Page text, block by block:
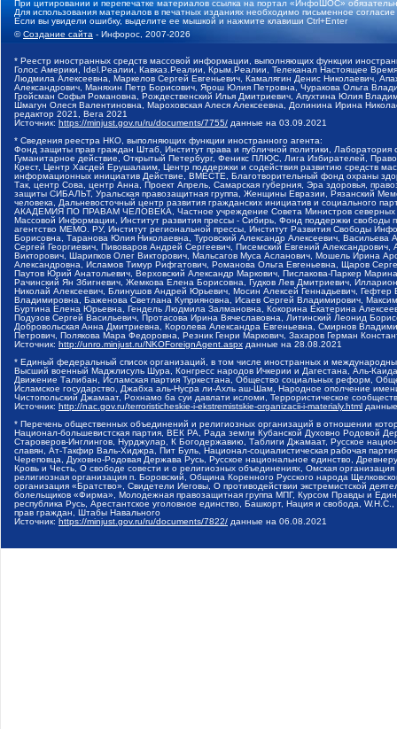
При цитировании и перепечатке материалов ссылка на портал «ИнфоШОС»
Для использования материалов в печатных изданиях необходимо письменное
Если вы увидели ошибку, выделите ее мышкой и нажмите клавиши Ctrl+Enter
©Создание сайта - Инфорос, 2007-2026
* Реестр иностранных средств массовой информации, выполняющих функции
Голос Америки, Idel.Реалии, Кавказ.Реалии, Крым.Реалии, Телеканал Настоящее
Людмила Алексеевна, Маркелов Сергей Евгеньевич, Камалягин Денис Николаевич,
Александрович, Маняхин Петр Борисович, Ярош Юлия Петровна, Чуракова Ольга
Гройсман Софья Романовна, Рождественский Илья Дмитриевич, Апухтина Юлия
Шмагун Олеся Валентиновна, Мароховская Алеся Алексеевна, Долинина Ирина
редактор 2021, Вега 2021
Источник: https://minjust.gov.ru/ru/documents/7755/ данные на 03.09.2021
* Сведения реестра НКО, выполняющих функции иностранного агента:
Фонд защиты прав граждан Штаб, Институт права и публичной политики,
Гуманитарное действие, Открытый Петербург, Феникс ПЛЮС, Лига Избирателей,
Крест, Центр Хасдей Ерушалаим, Центр поддержки и содействия развитию средств
информационных инициатив Действие, ВМЕСТЕ, Благотворительный фонд охраны
Так, центр Сова, центр Анна, Проект Апрель, Самарская губерния, Эра здоровья,
защиты СИБАЛЬТ, Уральская правозащитная группа, Женщины Евразии, Рязанский
человека, Дальневосточный центр развития гражданских инициатив и социального
АКАДЕМИЯ ПО ПРАВАМ ЧЕЛОВЕКА, Частное учреждение Совета Министров северных
Массовой Информации, Институт развития прессы - Сибирь, Фонд поддержки
агентство МЕМО. РУ, Институт региональной прессы, Институт Развития Свободы
Борисовна, Таранова Юлия Николаевна, Туровский Александр Алексеевич,
Сергей Георгиевич, Пивоваров Андрей Сергеевич, Писемский Евгений
Викторович, Шарипков Олег Викторович, Мальсагов Муса Асланович, Мошель Ирина
Александровна, Исламов Тимур Рифгатович, Романова Ольга Евгеньевна, Щаров
Паутов Юрий Анатольевич, Верховский Александр Маркович, Пислакова-Паркер
Рачинский Ян Збигневич, Жемкова Елена Борисовна, Гудков Лев Дмитриевич,
Николай Алексеевич, Блинушов Андрей Юрьевич, Мосин Алексей Геннадьевич,
Владимировна, Баженова Светлана Куприяновна, Исаев Сергей Владимирович,
Буртина Елена Юрьевна, Гендель Людмила Залмановна, Кокорина Екатерина
Подузов Сергей Васильевич, Протасова Ирина Вячеславовна, Литинский Леонид
Добровольская Анна Дмитриевна, Королева Александра Евгеньевна, Смирнов
Петрович, Полякова Мара Федоровна, Резник Генри Маркович, Захаров Герман
Источник: http://unro.minjust.ru/NKOForeignAgent.aspx данные на 28.08.2021
* Единый федеральный список организаций, в том числе иностранных и
Высший военный Маджлисуль Шура, Конгресс народов Ичкерии и Дагестана, Аль-
Движение Талибан, Исламская партия Туркестана, Общество социальных реформ,
Исламское государство, Джабха аль-Нусра ли-Ахль аш-Шам, Народное ополчение
Чистопольский Джамаат, Рохнамо ба суи давлати исломи, Террористическое
Источник: http://nac.gov.ru/terroristicheskie-i-ekstremistskie-organizacii-i-materialy.html
* Перечень общественных объединений и религиозных организаций в отношении
Национал-большевистская партия, ВЕК РА, Рада земли Кубанской Духовно Родовой
Староверов-Инглингов, Нурджулар, К Богодержавию, Таблиги Джамаат, Русское
славян, Ат-Такфир Валь-Хиджра, Пит Буль, Национал-социалистическая рабочая
Череповца, Духовно-Родовая Держава Русь, Русское национальное единство,
Кровь и Честь, О свободе совести и о религиозных объединениях, Омская
религиозная организация п. Боровский, Община Коренного Русского народа
организация «Братство», Свидетели Иеговы, О противодействии экстремистской
болельщиков «Фирма», Молодежная правозащитная группа МПГ, Курсом Правды и
республика Русь, Арестантское уголовное единство, Башкорт, Нация и свобода,
прав граждан, Штабы Навального
Источник: https://minjust.gov.ru/ru/documents/7822/ данные на 06.08.2021